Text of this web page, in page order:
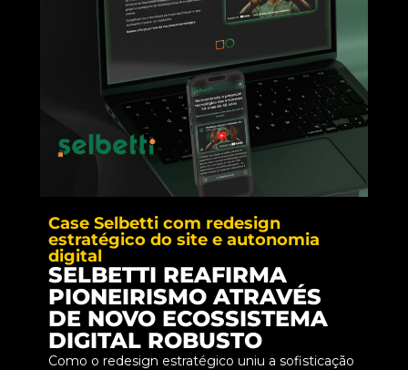
Case Selbetti com redesign
estratégico do site e autonomia
digital
SELBETTI REAFIRMA
PIONEIRISMO ATRAVÉS
DE NOVO ECOSSISTEMA
DIGITAL ROBUSTO
Como o redesign estratégico uniu a sofisticação